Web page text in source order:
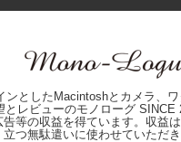
ンとしたMacintoshとカメラ、ワ
とレビューのモノローグ
告等の収益を得ています。収益
立つ無駄遣いに使わせていただき